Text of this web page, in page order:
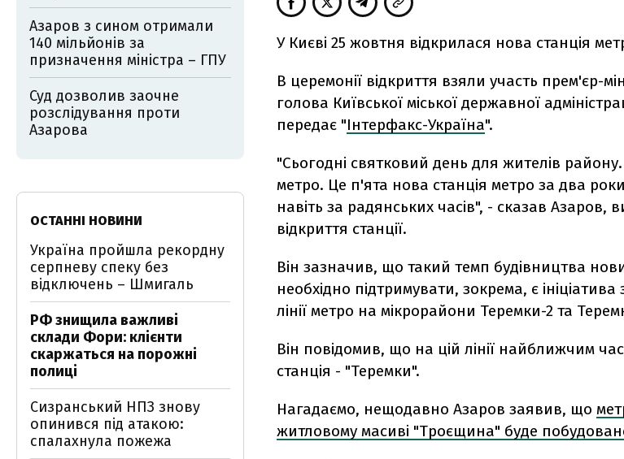
У Києві 25 жовтня відкрилася нова станція
В церемонії відкриття взяли участь прем'єр-
голова Київської міської державної
передає "Інтерфакс-Україна".
"Сьогодні святковий день для жителів району.
метро. Це п'ята нова станція метро за два
навіть за радянських часів", - сказав Азаров,
відкриття станції.
Він зазначив, що такий темп будівництва
необхідно підтримувати, зокрема, є
лінії метро на мікрорайони Теремки-2 та
Він повідомив, що на цій лінії найближчим
станція - "Теремки".
Нагадаємо, нещодавно Азаров заявив, що
житловому масиві "Троєщина" буде
Азаров з сином отримали
140 мільйонів за
призначення міністра – ГПУ
Суд дозволив заочне
розслідування проти
Азарова
ОСТАННІ НОВИНИ
Україна пройшла рекордну
серпневу спеку без
відключень – Шмигаль
РФ знищила важливі
склади Фори: клієнти
скаржаться на порожні
полиці
Сизранський НПЗ знову
опинився під атакою:
спалахнула пожежа